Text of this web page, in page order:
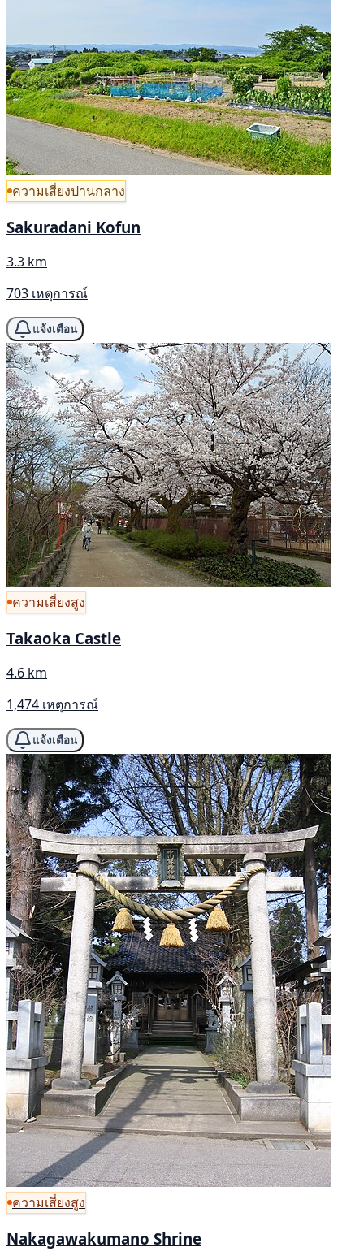
ความเสี่ยงปานกลาง
Sakuradani Kofun
3.3 km
703 เหตุการณ์
แจ้งเตือน
ความเสี่ยงสูง
Takaoka Castle
4.6 km
1,474 เหตุการณ์
แจ้งเตือน
ความเสี่ยงสูง
Nakagawakumano Shrine